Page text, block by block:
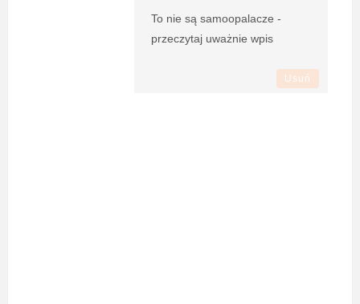
To nie są samoopalacze -
przeczytaj uważnie wpis
Usuń